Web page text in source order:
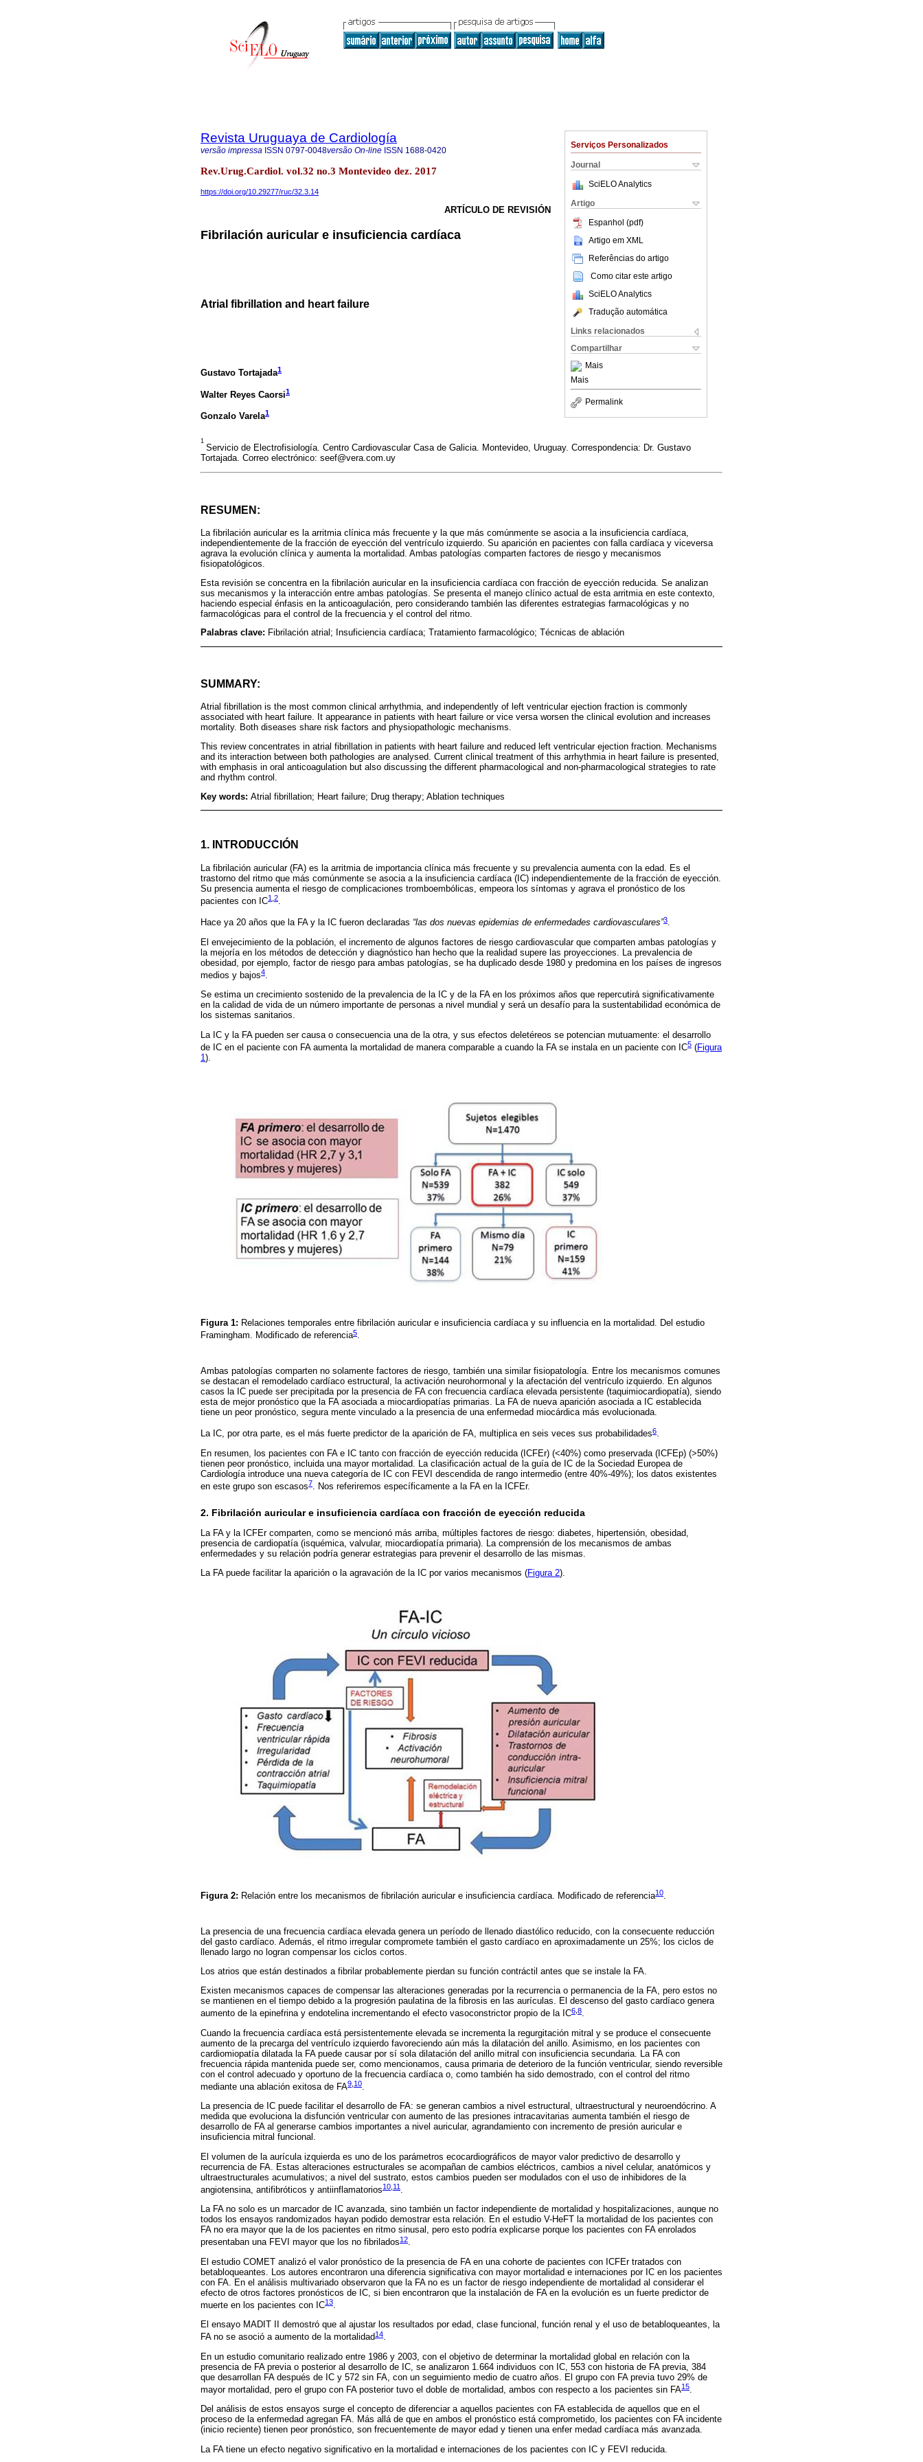
Serviços Personalizados
Journal
SciELO Analytics
Artigo
Espanhol (pdf)
Artigo em XML
Referências do artigo
Como citar este artigo
SciELO Analytics
Tradução automática
Links relacionados
Compartilhar
Mais
Mais
Permalink
Revista Uruguaya de Cardiología
versão impressa ISSN 0797-0048versão On-line ISSN 1688-0420
Rev.Urug.Cardiol. vol.32 no.3 Montevideo dez. 2017
https://doi.org/10.29277/ruc/32.3.14
ARTÍCULO DE REVISIÓN
Fibrilación auricular e insuficiencia cardíaca
Atrial fibrillation and heart failure
Gustavo Tortajada1
Walter Reyes Caorsi1
Gonzalo Varela1
1
Servicio de Electrofisiología. Centro Cardiovascular Casa de Galicia. Montevideo, Uruguay. Correspondencia: Dr. Gustavo
Tortajada. Correo electrónico: seef@vera.com.uy
RESUMEN:
La fibrilación auricular es la arritmia clínica más frecuente y la que más comúnmente se asocia a la insuficiencia cardíaca,
independientemente de la fracción de eyección del ventrículo izquierdo. Su aparición en pacientes con falla cardíaca y viceversa
agrava la evolución clínica y aumenta la mortalidad. Ambas patologías comparten factores de riesgo y mecanismos
fisiopatológicos.
Esta revisión se concentra en la fibrilación auricular en la insuficiencia cardíaca con fracción de eyección reducida. Se analizan
sus mecanismos y la interacción entre ambas patologías. Se presenta el manejo clínico actual de esta arritmia en este contexto,
haciendo especial énfasis en la anticoagulación, pero considerando también las diferentes estrategias farmacológicas y no
farmacológicas para el control de la frecuencia y el control del ritmo.
Palabras clave: Fibrilación atrial; Insuficiencia cardíaca; Tratamiento farmacológico; Técnicas de ablación
SUMMARY:
Atrial fibrillation is the most common clinical arrhythmia, and independently of left ventricular ejection fraction is commonly
associated with heart failure. It appearance in patients with heart failure or vice versa worsen the clinical evolution and increases
mortality. Both diseases share risk factors and physiopathologic mechanisms.
This review concentrates in atrial fibrillation in patients with heart failure and reduced left ventricular ejection fraction. Mechanisms
and its interaction between both pathologies are analysed. Current clinical treatment of this arrhythmia in heart failure is presented,
with emphasis in oral anticoagulation but also discussing the different pharmacological and non-pharmacological strategies to rate
and rhythm control.
Key words: Atrial fibrillation; Heart failure; Drug therapy; Ablation techniques
1. INTRODUCCIÓN
La fibrilación auricular (FA) es la arritmia de importancia clínica más frecuente y su prevalencia aumenta con la edad. Es el
trastorno del ritmo que más comúnmente se asocia a la insuficiencia cardíaca (IC) independientemente de la fracción de eyección.
Su presencia aumenta el riesgo de complicaciones tromboembólicas, empeora los síntomas y agrava el pronóstico de los
pacientes con IC1 2.
Hace ya 20 años que la FA y la IC fueron declaradas “las dos nuevas epidemias de enfermedades cardiovasculares”3.
El envejecimiento de la población, el incremento de algunos factores de riesgo cardiovascular que comparten ambas patologías y
la mejoría en los métodos de detección y diagnóstico han hecho que la realidad supere las proyecciones. La prevalencia de
obesidad, por ejemplo, factor de riesgo para ambas patologías, se ha duplicado desde 1980 y predomina en los países de ingresos
medios y bajos4.
Se estima un crecimiento sostenido de la prevalencia de la IC y de la FA en los próximos años que repercutirá significativamente
en la calidad de vida de un número importante de personas a nivel mundial y será un desafío para la sustentabilidad económica de
los sistemas sanitarios.
La IC y la FA pueden ser causa o consecuencia una de la otra, y sus efectos deletéreos se potencian mutuamente: el desarrollo
de IC en el paciente con FA aumenta la mortalidad de manera comparable a cuando la FA se instala en un paciente con IC5 (Figura
1).
Figura 1: Relaciones temporales entre fibrilación auricular e insuficiencia cardíaca y su influencia en la mortalidad. Del estudio
Framingham. Modificado de referencia5.
Ambas patologías comparten no solamente factores de riesgo, también una similar fisiopatología. Entre los mecanismos comunes
se destacan el remodelado cardíaco estructural, la activación neurohormonal y la afectación del ventrículo izquierdo. En algunos
casos la IC puede ser precipitada por la presencia de FA con frecuencia cardíaca elevada persistente (taquimiocardiopatía), siendo
esta de mejor pronóstico que la FA asociada a miocardiopatías primarias. La FA de nueva aparición asociada a IC establecida
tiene un peor pronóstico, segura mente vinculado a la presencia de una enfermedad miocárdica más evolucionada.
La IC, por otra parte, es el más fuerte predictor de la aparición de FA, multiplica en seis veces sus probabilidades6.
En resumen, los pacientes con FA e IC tanto con fracción de eyección reducida (ICFEr) (<40%) como preservada (ICFEp) (>50%)
tienen peor pronóstico, incluida una mayor mortalidad. La clasificación actual de la guía de IC de la Sociedad Europea de
Cardiología introduce una nueva categoría de IC con FEVI descendida de rango intermedio (entre 40%-49%); los datos existentes
en este grupo son escasos7. Nos referiremos específicamente a la FA en la ICFEr.
2. Fibrilación auricular e insuficiencia cardíaca con fracción de eyección reducida
La FA y la ICFEr comparten, como se mencionó más arriba, múltiples factores de riesgo: diabetes, hipertensión, obesidad,
presencia de cardiopatía (isquémica, valvular, miocardiopatía primaria). La comprensión de los mecanismos de ambas
enfermedades y su relación podría generar estrategias para prevenir el desarrollo de las mismas.
La FA puede facilitar la aparición o la agravación de la IC por varios mecanismos (Figura 2).
Figura 2: Relación entre los mecanismos de fibrilación auricular e insuficiencia cardíaca. Modificado de referencia10.
La presencia de una frecuencia cardíaca elevada genera un período de llenado diastólico reducido, con la consecuente reducción
del gasto cardíaco. Además, el ritmo irregular compromete también el gasto cardíaco en aproximadamente un 25%; los ciclos de
llenado largo no logran compensar los ciclos cortos.
Los atrios que están destinados a fibrilar probablemente pierdan su función contráctil antes que se instale la FA.
Existen mecanismos capaces de compensar las alteraciones generadas por la recurrencia o permanencia de la FA, pero estos no
se mantienen en el tiempo debido a la progresión paulatina de la fibrosis en las aurículas. El descenso del gasto cardíaco genera
aumento de la epinefrina y endotelina incrementando el efecto vasoconstrictor propio de la IC6 8.
Cuando la frecuencia cardíaca está persistentemente elevada se incrementa la regurgitación mitral y se produce el consecuente
aumento de la precarga del ventrículo izquierdo favoreciendo aún más la dilatación del anillo. Asimismo, en los pacientes con
cardiomiopatía dilatada la FA puede causar por sí sola dilatación del anillo mitral con insuficiencia secundaria. La FA con
frecuencia rápida mantenida puede ser, como mencionamos, causa primaria de deterioro de la función ventricular, siendo reversible
con el control adecuado y oportuno de la frecuencia cardíaca o, como también ha sido demostrado, con el control del ritmo
mediante una ablación exitosa de FA9 10.
La presencia de IC puede facilitar el desarrollo de FA: se generan cambios a nivel estructural, ultraestructural y neuroendócrino. A
medida que evoluciona la disfunción ventricular con aumento de las presiones intracavitarias aumenta también el riesgo de
desarrollo de FA al generarse cambios importantes a nivel auricular, agrandamiento con incremento de presión auricular e
insuficiencia mitral funcional.
El volumen de la aurícula izquierda es uno de los parámetros ecocardiográficos de mayor valor predictivo de desarrollo y
recurrencia de FA. Estas alteraciones estructurales se acompañan de cambios eléctricos, cambios a nivel celular, anatómicos y
ultraestructurales acumulativos; a nivel del sustrato, estos cambios pueden ser modulados con el uso de inhibidores de la
angiotensina, antifibróticos y antiinflamatorios10 11
La FA no solo es un marcador de IC avanzada, sino también un factor independiente de mortalidad y hospitalizaciones, aunque no
todos los ensayos randomizados hayan podido demostrar esta relación. En el estudio V-HeFT la mortalidad de los pacientes con
FA no era mayor que la de los pacientes en ritmo sinusal, pero esto podría explicarse porque los pacientes con FA enrolados
presentaban una FEVI mayor que los no fibrilados12.
El estudio COMET analizó el valor pronóstico de la presencia de FA en una cohorte de pacientes con ICFEr tratados con
betabloqueantes. Los autores encontraron una diferencia significativa con mayor mortalidad e internaciones por IC en los pacientes
con FA. En el análisis multivariado observaron que la FA no es un factor de riesgo independiente de mortalidad al considerar el
efecto de otros factores pronósticos de IC, si bien encontraron que la instalación de FA en la evolución es un fuerte predictor de
muerte en los pacientes con IC13.
El ensayo MADIT II demostró que al ajustar los resultados por edad, clase funcional, función renal y el uso de betabloqueantes, la
FA no se asoció a aumento de la mortalidad14.
En un estudio comunitario realizado entre 1986 y 2003, con el objetivo de determinar la mortalidad global en relación con la
presencia de FA previa o posterior al desarrollo de IC, se analizaron 1.664 individuos con IC, 553 con historia de FA previa, 384
que desarrollan FA después de IC y 572 sin FA, con un seguimiento medio de cuatro años. El grupo con FA previa tuvo 29% de
mayor mortalidad, pero el grupo con FA posterior tuvo el doble de mortalidad, ambos con respecto a los pacientes sin FA15.
Del análisis de estos ensayos surge el concepto de diferenciar a aquellos pacientes con FA establecida de aquellos que en el
proceso de la enfermedad agregan FA. Más allá de que en ambos el pronóstico está comprometido, los pacientes con FA incidente
(inicio reciente) tienen peor pronóstico, son frecuentemente de mayor edad y tienen una enfer medad cardíaca más avanzada.
La FA tiene un efecto negativo significativo en la mortalidad e internaciones de los pacientes con IC y FEVI reducida.